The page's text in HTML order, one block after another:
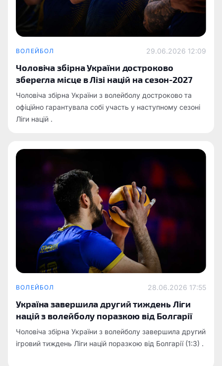
ВОЛЕЙБОЛ 29.06.2026 12:09
Чоловіча збірна України достроково
зберегла місце в Лізі націй на сезон-2027
Чоловіча збірна України з волейболу достроково та
офіційно гарантувала собі участь у наступному сезоні
Ліги націй .
ВОЛЕЙБОЛ 28.06.2026 17:55
Україна завершила другий тиждень Ліги
націй з волейболу поразкою від Болгарії
Чоловіча збірна України з волейболу завершила другий
ігровий тиждень Ліги націй поразкою від Болгарії (1:3) .